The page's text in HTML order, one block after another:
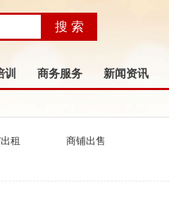
商务服务 新闻资讯
租 商铺出售